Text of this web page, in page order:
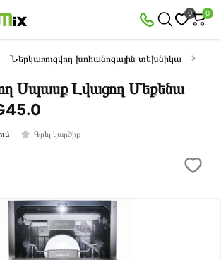
0 0
Ներկառուցվող խոհանոցային տեխնիկա
Սպասք Լվացող Մեքենա
Գրել կարծիք